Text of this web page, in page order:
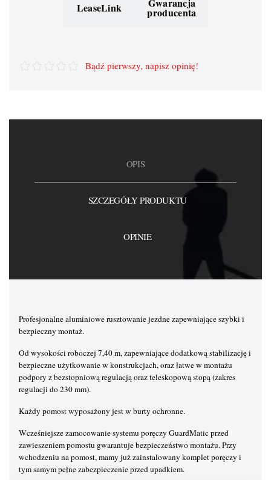
LeaseLink Gwarancja
producenta
Bądź pierwszy, napisz opinię!
OPIS
SZCZEGÓŁY PRODUKTU
OPINIE
Profesjonalne aluminiowe rusztowanie jezdne zapewniające szybki i
bezpieczny montaż.
Od wysokości roboczej 7,40 m, zapewniające dodatkową stabilizację i
bezpieczne użytkowanie w konstrukcjach, oraz łatwe w montażu
podpory z bezstopniową regulacją oraz teleskopową stopą (zakres
regulacji do 230 mm).
Każdy pomost wyposażony jest w burty ochronne.
Wcześniejsze zamocowanie systemu poręczy GuardMatic przed
zawieszeniem pomostu gwarantuje bezpieczeństwo montażu. Przy
wchodzeniu na pomost, mamy już zainstalowany komplet poręczy i
tym samym pełne zabezpieczenie przed upadkiem.